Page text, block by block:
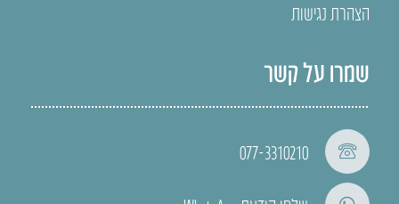
הצהרת נגישות
שמרו על קשר
077-3310210